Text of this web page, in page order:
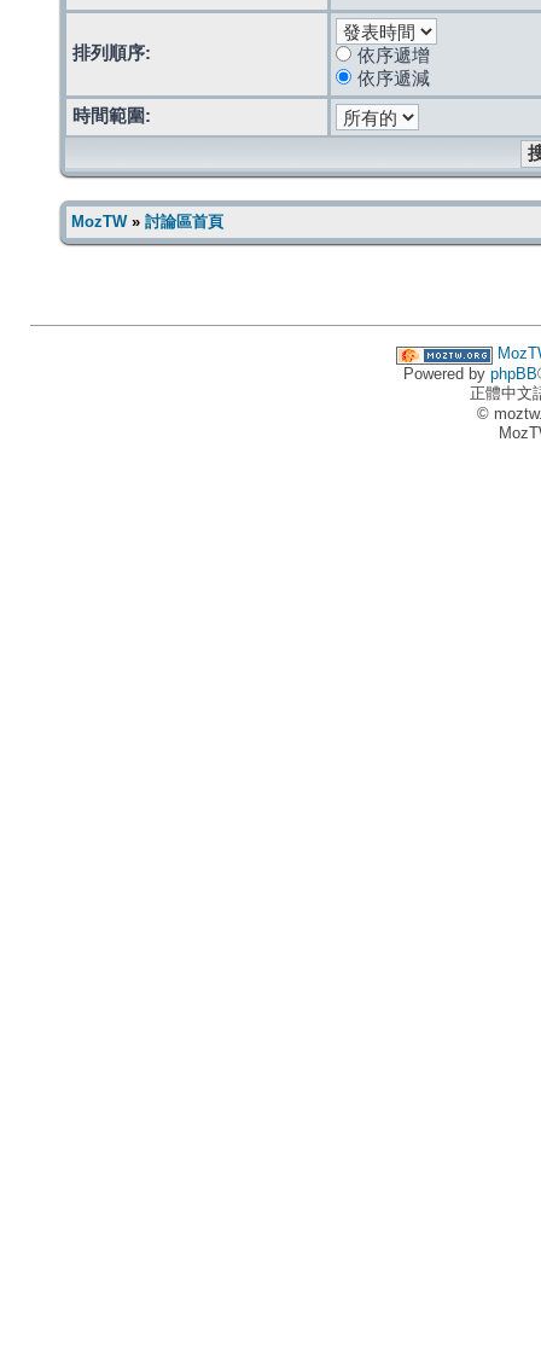
排列順序:
依序遞增
依序遞減
時間範圍:
MozTW» 討論區首頁
Powered by phpBB
正體中文
©